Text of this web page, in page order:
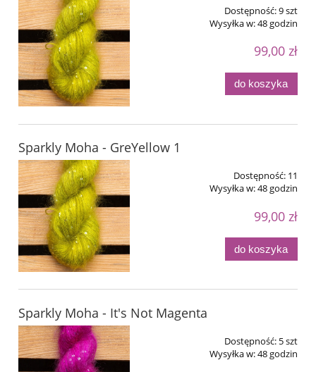
Dostępność:9 szt
Wysyłka w:48 godzin
99,00 zł
do koszyka
Sparkly Moha - GreYellow 1
Dostępność: 11
Wysyłka w:48 godzin
99,00 zł
do koszyka
Sparkly Moha - It's Not Magenta
Dostępność: 5 szt
Wysyłka w:48 godzin